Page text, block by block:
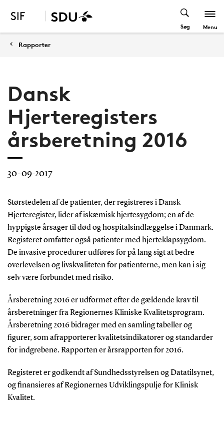
Søg Menu
Rapporter
Dansk
Hjerteregisters
årsberetning 2016
30-09-2017
Størstedelen af de patienter, der registreres i Dansk
Hjerteregister, lider af iskæmisk hjertesygdom; en af de
hyppigste årsager til død og hospitalsindlæggelse i Danmark.
Registeret omfatter også patienter med hjerteklapsygdom.
De invasive procedurer udføres for på lang sigt at bedre
overlevelsen og livskvaliteten for patienterne, men kan i sig
selv være forbundet med risiko.
Årsberetning 2016 er udformet efter de gældende krav til
årsberetninger fra Regionernes Kliniske Kvalitetsprogram.
Årsberetning 2016 bidrager med en samling tabeller og
figurer, som afrapporterer kvalitetsindikatorer og standarder
for indgrebene. Rapporten er årsrapporten for 2016.
Registeret er godkendt af Sundhedsstyrelsen og Datatilsynet,
og finansieres af Regionernes Udviklingspulje for Klinisk
Kvalitet.